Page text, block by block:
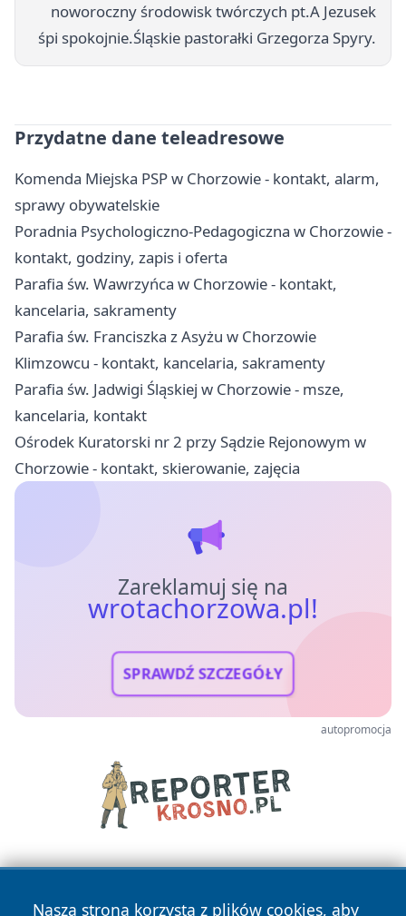
noworoczny środowisk twórczych pt.A Jezusek
śpi spokojnie.Śląskie pastorałki Grzegorza Spyry.
Przydatne dane teleadresowe
Komenda Miejska PSP w Chorzowie - kontakt, alarm,
sprawy obywatelskie
Poradnia Psychologiczno-Pedagogiczna w Chorzowie -
kontakt, godziny, zapis i oferta
Parafia św. Wawrzyńca w Chorzowie - kontakt,
kancelaria, sakramenty
Parafia św. Franciszka z Asyżu w Chorzowie
Klimzowcu - kontakt, kancelaria, sakramenty
Parafia św. Jadwigi Śląskiej w Chorzowie - msze,
kancelaria, kontakt
Ośrodek Kuratorski nr 2 przy Sądzie Rejonowym w
Chorzowie - kontakt, skierowanie, zajęcia
Zareklamuj się na
wrotachorzowa.pl!
SPRAWDŹ SZCZEGÓŁY
autopromocja
Nasza strona korzysta z plików cookies, aby